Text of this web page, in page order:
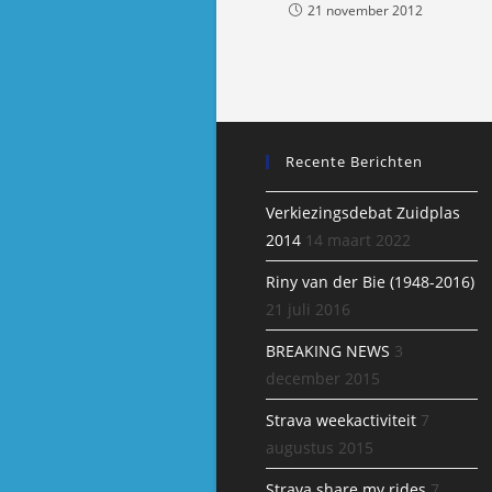
21 november 2012
Recente Berichten
Verkiezingsdebat Zuidplas
2014 14 maart 2022
Riny van der Bie (1948-2016)
21 juli 2016
BREAKING NEWS 3
december 2015
Strava weekactiviteit 7
augustus 2015